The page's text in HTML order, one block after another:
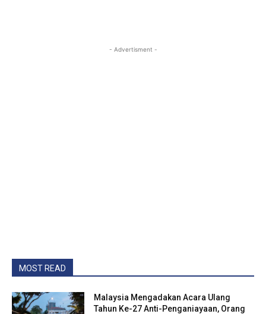
- Advertisment -
MOST READ
Malaysia Mengadakan Acara Ulang
Tahun Ke-27 Anti-Penganiayaan, Orang